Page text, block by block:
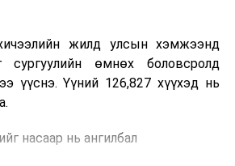
3 хэм хүйтэн
жилд улсын хэмжээнд
сургуулийн өмнөх боловсролд
үүснэ. Үүний 126,827 хүүхэд нь
насаар нь ангилбал